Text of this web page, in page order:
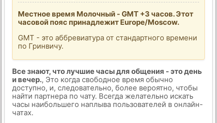
Местное время Молочный - GMT +3 часов. Этот
часовой пояс принадлежит Europe/Moscow.
GMT - это аббревиатура от стандартного времени
по Гринвичу.
Все знают, что лучшие часы для общения - это день
и вечер., Это когда свободное время обычно
доступно, и, следовательно, более вероятно, чтобы
найти партнера по чату. Всегда желательно искать
часы наибольшего наплыва пользователей в онлайн-
чатах.